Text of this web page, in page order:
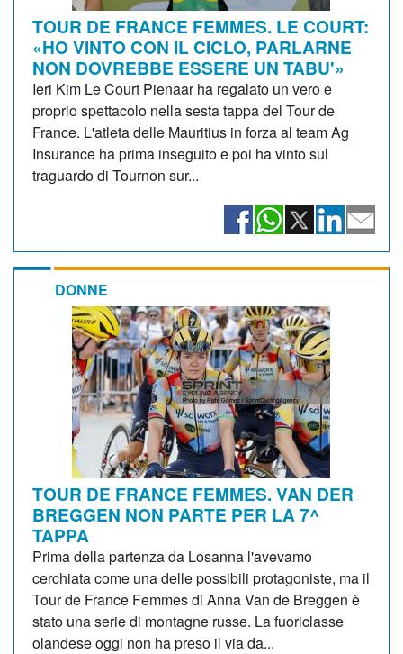
TOUR DE FRANCE FEMMES. LE COURT:
«HO VINTO CON IL CICLO, PARLARNE
NON DOVREBBE ESSERE UN TABU'»
Ieri Kim Le Court Pienaar ha regalato un vero e
proprio spettacolo nella sesta tappa del Tour de
France. L'atleta delle Mauritius in forza al team Ag
Insurance ha prima inseguito e poi ha vinto sul
traguardo di Tournon sur...
DONNE
TOUR DE FRANCE FEMMES. VAN DER
BREGGEN NON PARTE PER LA 7^
TAPPA
Prima della partenza da Losanna l'avevamo
cerchiata come una delle possibili protagoniste, ma il
Tour de France Femmes di Anna Van de Breggen è
stato una serie di montagne russe. La fuoriclasse
olandese oggi non ha preso il via da...